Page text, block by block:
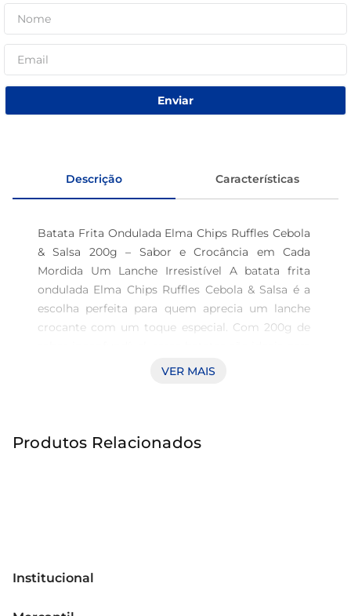
Enviar
Descrição Características
Batata Frita Ondulada Elma Chips Ruffles Cebola
& Salsa 200g – Sabor e Crocância em Cada
Mordida Um Lanche Irresistível A batata frita
ondulada Elma Chips Ruffles Cebola & Salsa é a
escolha perfeita para quem aprecia um lanche
crocante com um toque especial. Com 200g de
acompanhar um momento descontraído, seja em
cebola e salsa dá um novo ar às tradicionais
a quem prova. Versatilidade de Uso Além de
batatas fritas onduladas podem ser usadas em
VER MAIS
Produtos Relacionados
Institucional